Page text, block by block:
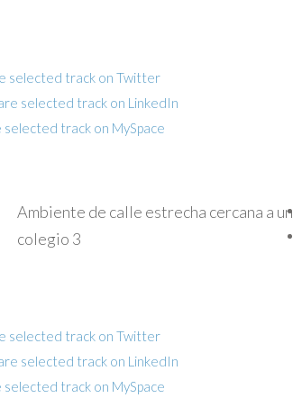
Ambiente de calle estrecha cercana a un
colegio 3